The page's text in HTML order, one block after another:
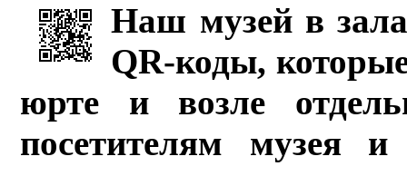
Наш музей в
QR-коды,
юрте и возле
посетителям музея и